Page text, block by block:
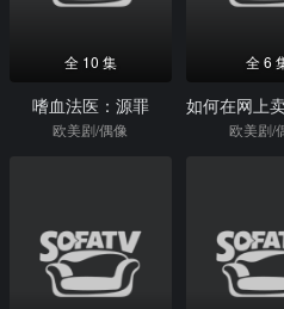
全 10 集
嗜血法医：源罪
欧美剧/偶像
全 6
欧美剧/